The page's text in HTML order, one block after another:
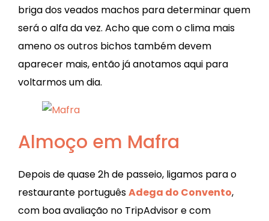
briga dos veados machos para determinar quem
será o alfa da vez. Acho que com o clima mais
ameno os outros bichos também devem
aparecer mais, então já anotamos aqui para
voltarmos um dia.
Almoço em Mafra
Depois de quase 2h de passeio, ligamos para o
restaurante portuguêsAdega do Convento,
com boa avaliação no TripAdvisor e com